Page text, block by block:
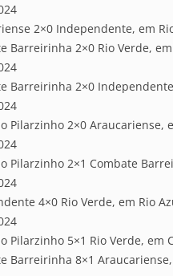
2×0 Independente, em
Barreirinha 2×0 Rio Verde,
Barreirinha 2×0
Pilarzinho 2×0 Araucariense,
Pilarzinho 2×1 Combate
4×0 Rio Verde, em Rio
Pilarzinho 5×1 Rio Verde, em
Barreirinha 8×1